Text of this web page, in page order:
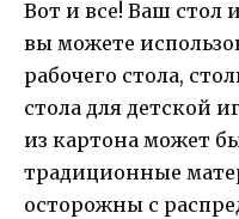
Вот и все! Ваш стол
вы можете
рабочего стола,
стола для детской
из картона может
традиционные
осторожны с